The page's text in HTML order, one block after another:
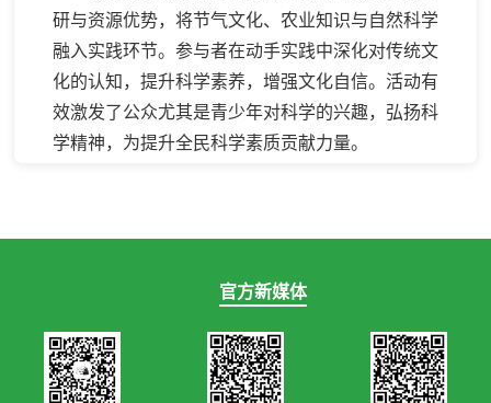
研与资源优势，将节气文化、农业知识与自然科学
融入实践环节。参与者在动手实践中深化对传统文
化的认知，提升科学素养，增强文化自信。活动有
效激发了公众尤其是青少年对科学的兴趣，弘扬科
学精神，为提升全民科学素质贡献力量。
官方新媒体